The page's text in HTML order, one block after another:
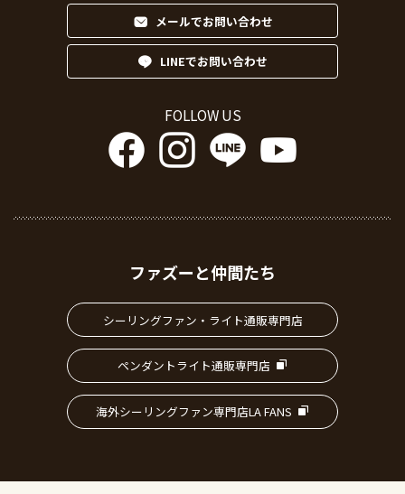
メールでお問い合わせ
LINEでお問い合わせ
FOLLOW US
ファズーと仲間たち
シーリングファン・ライト通販専門店
ペンダントライト通販専門店
海外シーリングファン専門店LA FANS